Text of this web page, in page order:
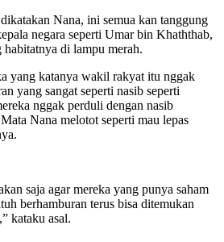
Nana, ini semua kan tanggung
negara seperti Umar bin Khaththab,
habitatnya di lampu merah.
yang katanya wakil rakyat itu nggak
yang sangat seperti nasib seperti
nggak perduli dengan nasib
Nana melotot seperti mau lepas
saja agar mereka yang punya saham
berhamburan terus bisa ditemukan
kataku asal.